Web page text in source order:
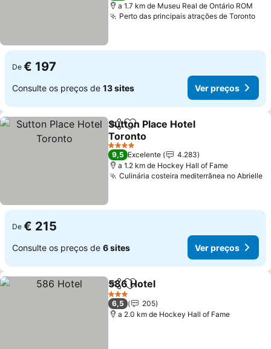
a 1.7 km de Museu Real de Ontário ROM
Perto das principais atrações de Toronto
De € 197
Consulte os preços de 13 sites Ver preços
PartilharAdicionar aos favoritos
Sutton Place Hotel
Toronto
Ver preços
4 Estrelas
9,5 Excelente
4.283
a 1.2 km de Hockey Hall of Fame
Culinária costeira mediterrânea no Abrielle
De € 215
Consulte os preços de 6 sites Ver preços
PartilharAdicionar aos favoritos
586 Hotel
3 Estrelas
6,5
205
a 2.0 km de Hockey Hall of Fame